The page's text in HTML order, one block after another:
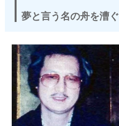
夢と言う名の舟を漕ぐ